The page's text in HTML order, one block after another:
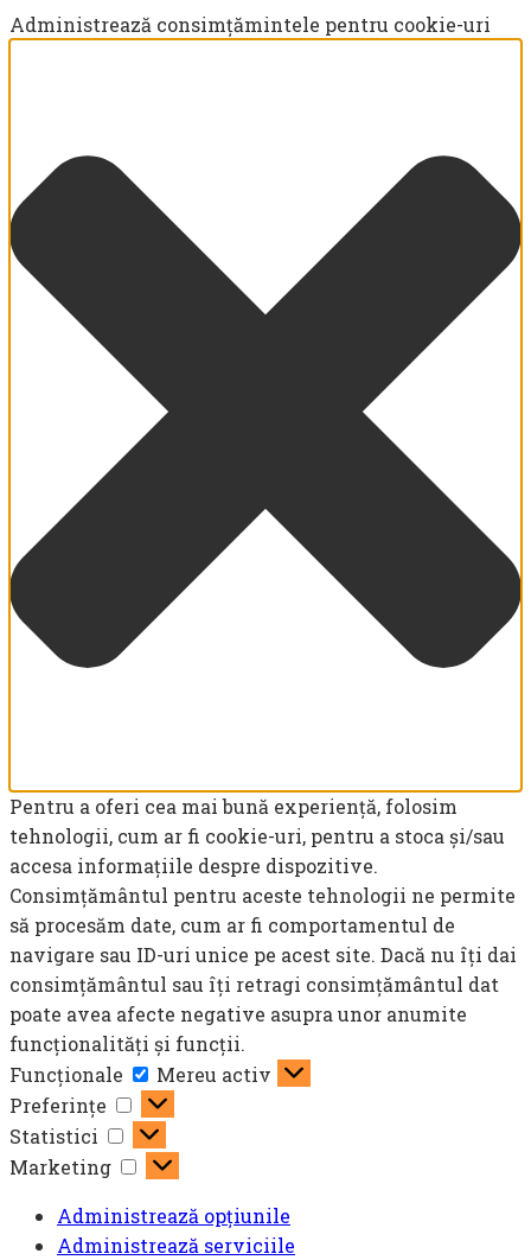
Administrează consimțămintele pentru cookie-uri
Pentru a oferi cea mai bună experiență, folosim
tehnologii, cum ar fi cookie-uri, pentru a stoca și/sau
accesa informațiile despre dispozitive.
Consimțământul pentru aceste tehnologii ne permite
să procesăm date, cum ar fi comportamentul de
navigare sau ID-uri unice pe acest site. Dacă nu îți dai
consimțământul sau îți retragi consimțământul dat
poate avea afecte negative asupra unor anumite
funcționalități și funcții.
Funcționale
Funcționale
Mereu activ
Preferințe
Preferințe
Statistici
Statistici
Marketing
Marketing
Administrează opțiunile
Administrează serviciile